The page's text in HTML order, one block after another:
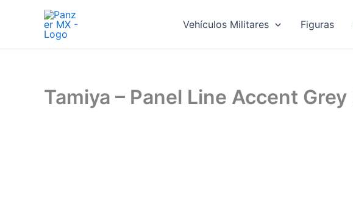
contenido
Vehículos Militares Figuras
Tamiya – Panel Line Accent